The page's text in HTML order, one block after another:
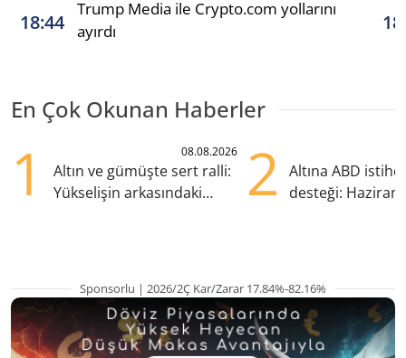
18:44
Trump Media ile Crypto.com yollarını
ayırdı
En Çok Okunan Haberler
1 08.08.2026
Altın ve gümüşte sert ralli:
Yükselişin arkasındaki
2
Altına ABD
desteği:
Sponsorlu | 2026/2Ç Kar/Zarar 17.84%-82.16%